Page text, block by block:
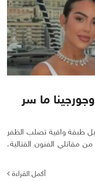
ما سر
طبقة واقية تصلب الظفر
مقاتلي الفنون القتالية،
أكمل القراءة